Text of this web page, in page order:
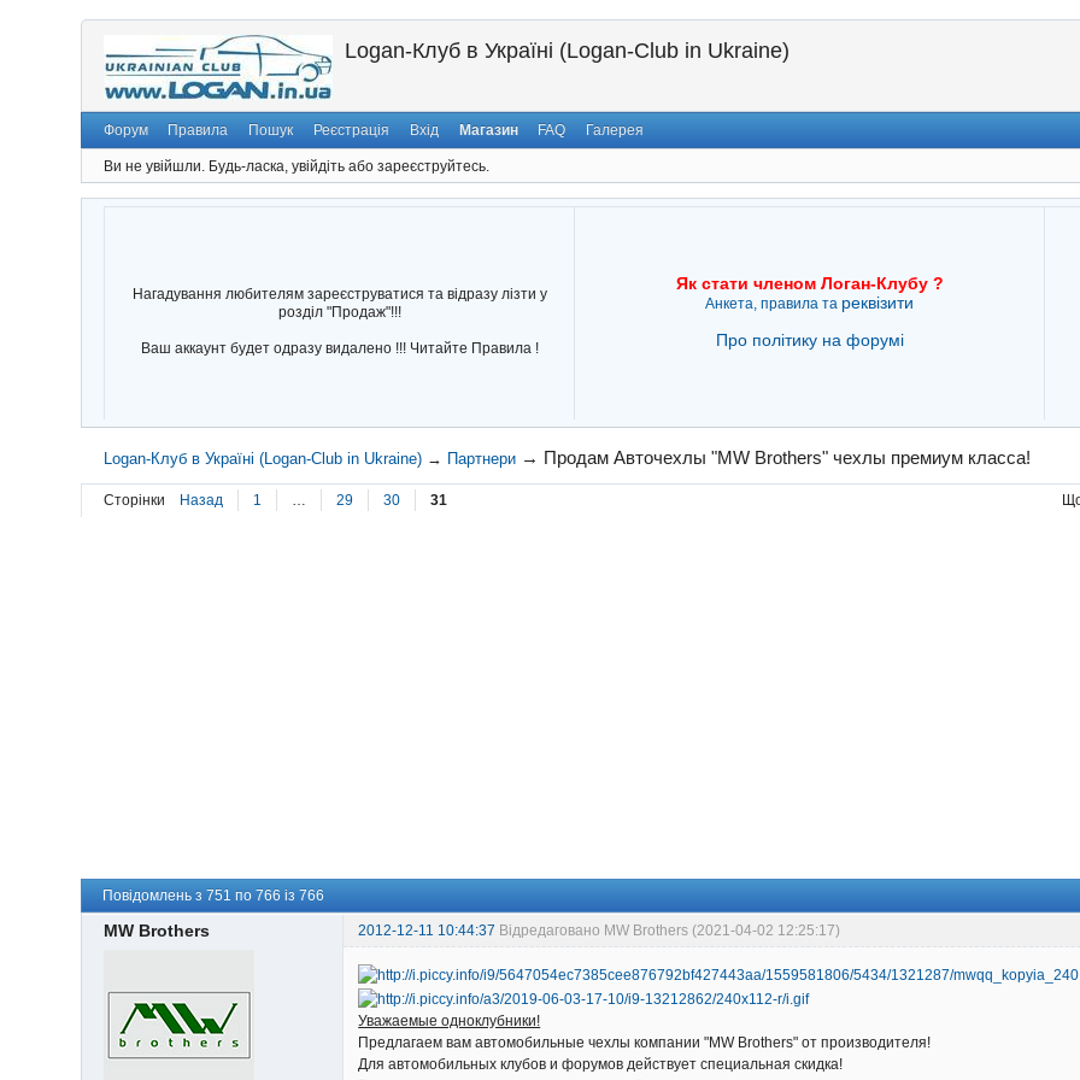
Logan-Клуб в Україні (Logan-Club in Ukraine)
Форум Правила Пошук Реєстрація Вхід Магазин FAQ Галерея
Ви не увійшли. Будь-ласка, увійдіть або зареєструйтесь.
Нагадування любителям зареєструватися та відразу лізти у
розділ "Продаж"!!!
Ваш аккаунт будет одразу видалено !!! Читайте Правила !
Як стати членом Логан-Клубу ?
Анкета, правила та реквізити
Про політику на форумі
Logan-Клуб в Україні (Logan-Club in Ukraine) → Партнери → Продам Авточехлы "MW Brothers" чехлы премиум класса!
Сторінки Назад 1 … 29 30 31
Повідомлень з 751 по 766 із 766
MW Brothers 2012-12-11 10:44:37 Відредаговано MW Brothers (2021-04-02 12:25:17)
Уважаемые одноклубники!
Предлагаем вам автомобильные чехлы компании "MW Brothers" от производителя!
Для автомобильных клубов и форумов действует специальная скидка!